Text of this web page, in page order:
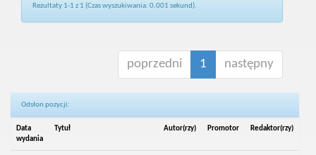
Rezultaty 1-1 z 1 (Czas wyszukiwania: 0.001 sekund).
poprzedni 1 następny
Odsłon pozycji:
Data
wydania
Tytuł Autor(rzy) Promotor Redaktor(rzy)